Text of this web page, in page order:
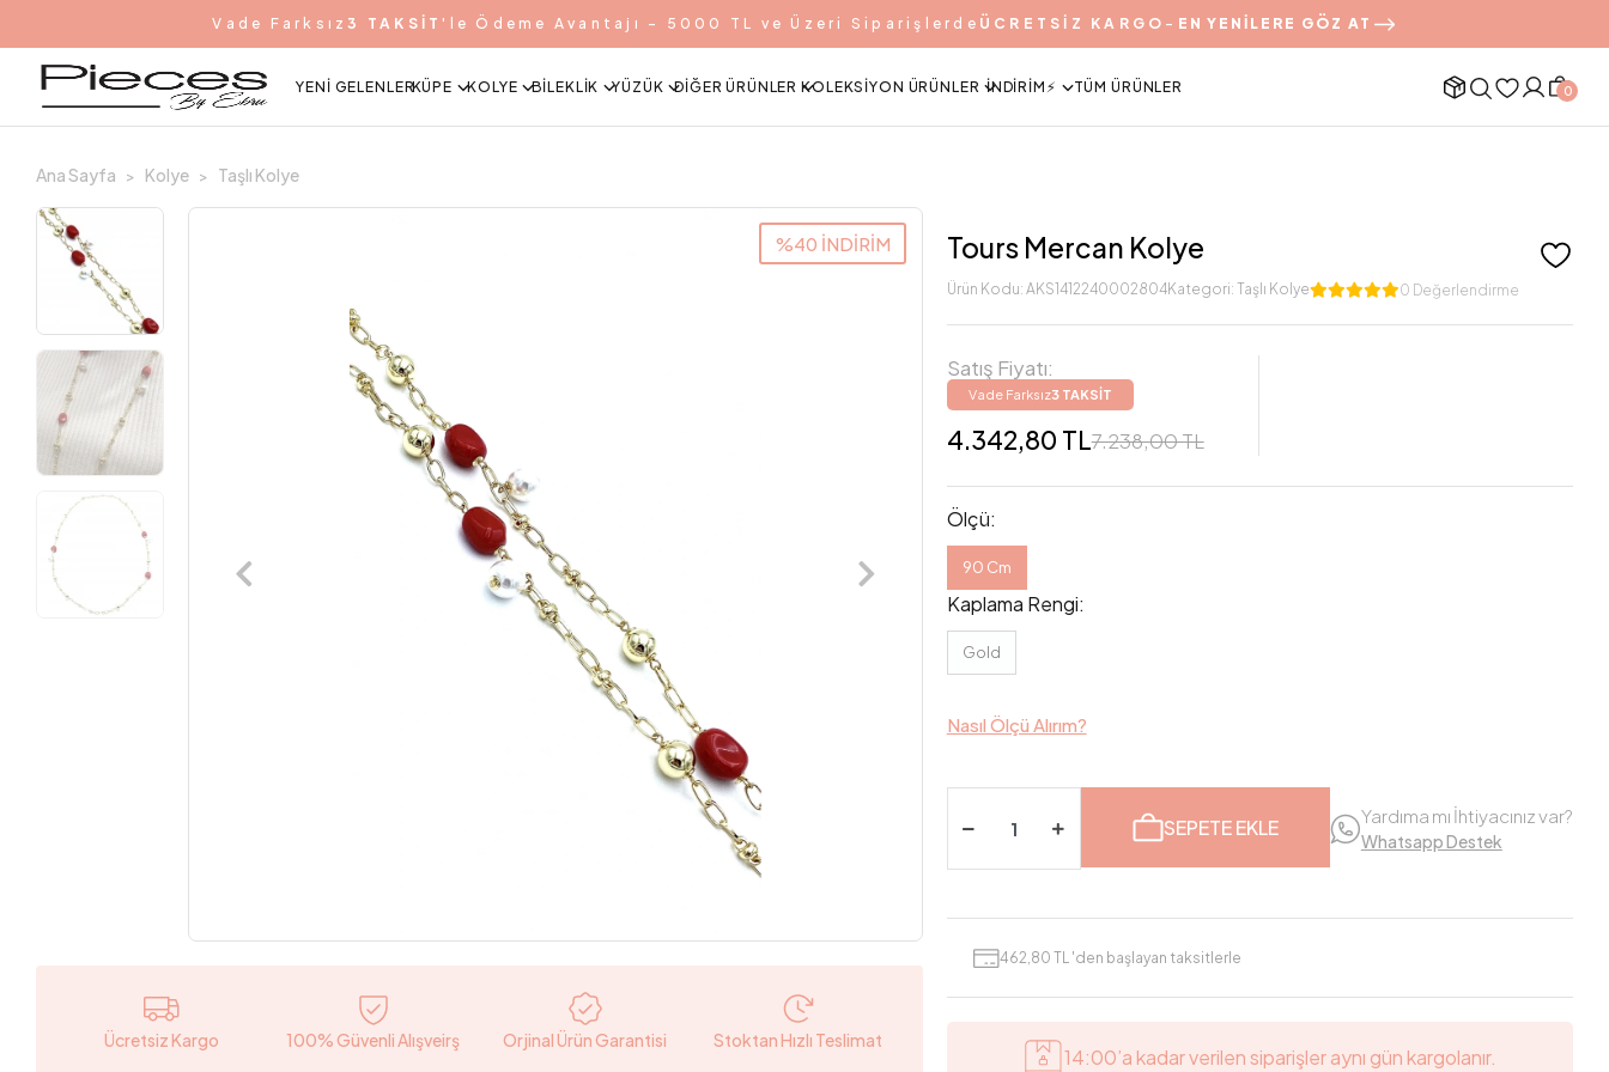
Vade Farksız 3 TAKSİT 'le Ödeme Avantajı - 5000 TL ve Üzeri Siparişlerde ÜCRETSİZ KARGO - EN YENİLERE GÖZ AT
YENI GELENLERKÜPE KOLYE BILEKLIK YÜZÜK DIĞER ÜRÜNLER KOLEKSIYON ÜRÜNLER İNDIRIM⚡️ TÜM ÜRÜNLER 0
Ana Sayfa Kolye Taşlı Kolye
%40 İNDİRİM
Ücretsiz Kargo 100% Güvenli Alışveirş Orjinal Ürün Garantisi Stoktan Hızlı Teslimat
Tours Mercan Kolye
Ürün Kodu: AKS1412240002804Kategori: Taşlı Kolye 0 Değerlendirme
Satış Fiyatı:
Vade Farksız3 TAKSİT
4.342,80 TL7.238,00 TL
Ölçü:
90 Cm
Kaplama Rengi:
Gold
Nasıl Ölçü Alırım?
SEPETE EKLE Yardıma mı İhtiyacınız var?
Whatsapp Destek
462,80 TL 'den başlayan taksitlerle
14:00’a kadar verilen siparişler aynı gün kargolanır.